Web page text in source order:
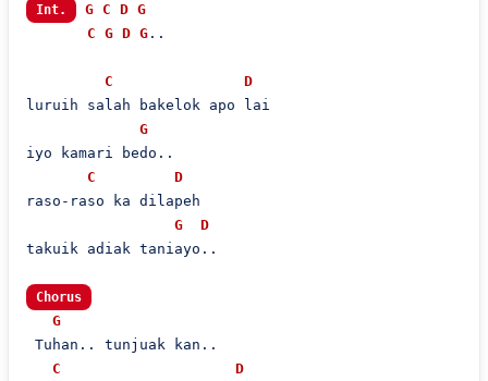
Int. G C D G
C G D G..
C
D
luruih salah bakelok apo lai
G
iyo kamari bedo..
C
D
raso-raso ka dilapeh
G
D
takuik adiak taniayo..
Chorus
G
Tuhan.. tunjuak kan..
C
D